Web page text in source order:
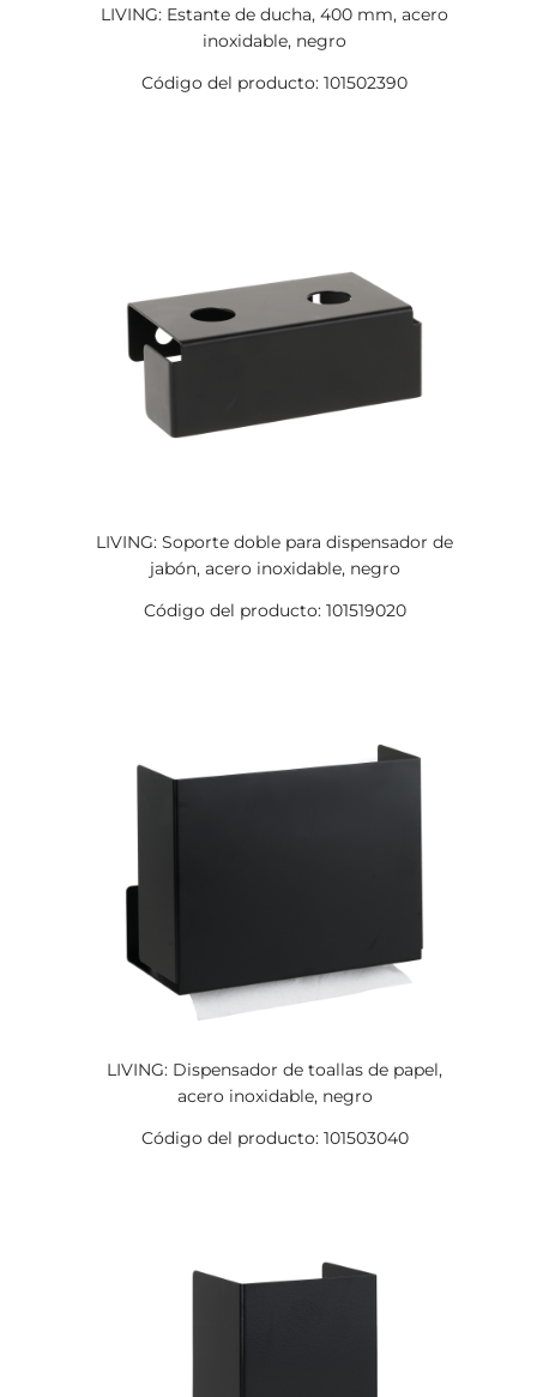
LIVING: Estante de ducha, 400 mm, acero
inoxidable, negro
Código del producto: 101502390
LIVING: Soporte doble para dispensador de
jabón, acero inoxidable, negro
Código del producto: 101519020
LIVING: Dispensador de toallas de papel,
acero inoxidable, negro
Código del producto: 101503040